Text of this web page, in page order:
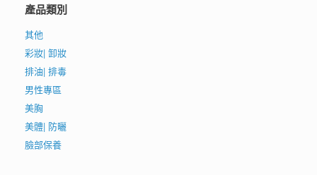
產品類別
其他
彩妝| 卸妝
排油| 排毒
男性專區
美胸
美體| 防曬
臉部保養